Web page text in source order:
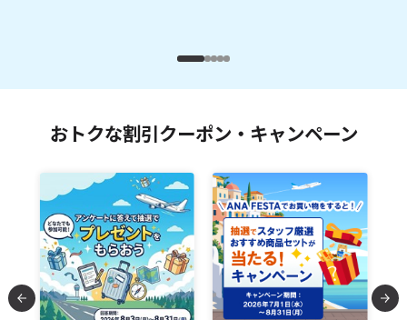
おトクな割引クーポン・キャンペーン